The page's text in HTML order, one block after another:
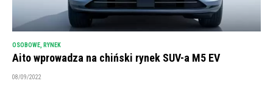
OSOBOWE, RYNEK
Aito wprowadza na chiński rynek SUV-a M5 EV
08/09/2022